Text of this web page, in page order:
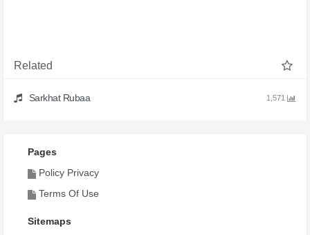
Related
Sarkhat Rubaa 1,571
Pages
Policy Privacy
Terms Of Use
Sitemaps